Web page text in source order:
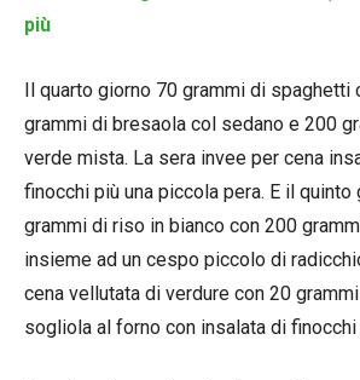
più
Il quarto giorno 70 grammi di spaghetti
grammi di bresaola col sedano e 200
verde mista. La sera invee per cena
finocchi più una piccola pera. E il quinto
grammi di riso in bianco con 200
insieme ad un cespo piccolo di
cena vellutata di verdure con 20
sogliola al forno con insalata di finocchi